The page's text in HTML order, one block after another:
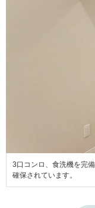
3口コンロ、食洗機を完
確保されています。